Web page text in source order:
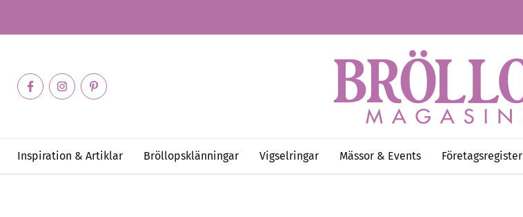
Inspiration & Artiklar Bröllopsklänningar Vigselringar Mässor & Events Företagsregister